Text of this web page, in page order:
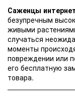
Саженцы
безупречным
живыми
случаться
моменты
повреждении или
его бесплатную
товара.